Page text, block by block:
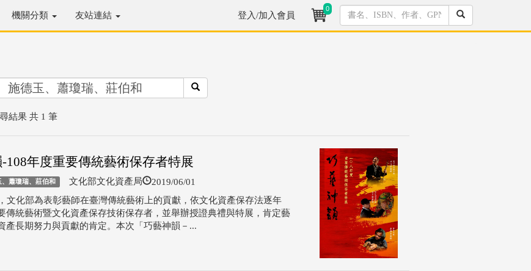
機關分類 友站連結 登入/加入會員
0
結果 共 1 筆
108年度重要傳統藝術保存者特展
蕭瓊瑞、莊伯和 文化部文化資產局 2019/06/01
文化部為表彰藝師在臺灣傳統藝術上的貢獻，依文化資產保存法逐年
傳統藝術暨文化資產保存技術保存者，並舉辦授證典禮與特展，肯定藝
產長期努力與貢獻的肯定。本次「巧藝神韻－...